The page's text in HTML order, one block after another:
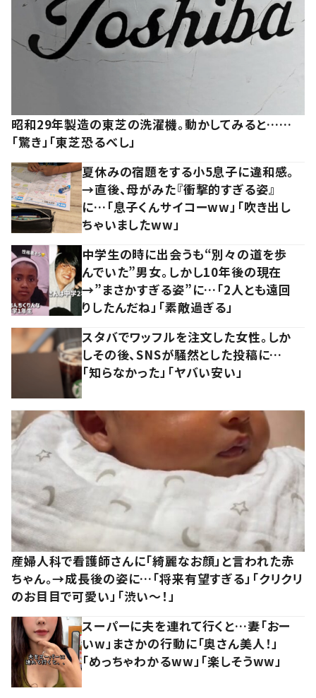
昭和29年製造の東芝の洗濯機。動かしてみると……
「驚き」「東芝恐るべし」
夏休みの宿題をする小5息子に違和感。
→直後、母がみた『衝撃的すぎる姿』
に…「息子くんサイコーww」「吹き出し
ちゃいましたww」
中学生の時に出会うも“別々の道を歩
んでいた”男女。しかし10年後の現在
→”まさかすぎる姿”に…「2人とも遠回
りしたんだね」「素敵過ぎる」
スタバでワッフルを注文した女性。しか
しその後、SNSが騒然とした投稿に…
「知らなかった」「ヤバい安い」
産婦人科で看護師さんに「綺麗なお顔」と言われた赤
ちゃん。→成長後の姿に…「将来有望すぎる」「クリクリ
のお目目で可愛い」「渋い～！」
スーパーに夫を連れて行くと…妻「おー
いw」まさかの行動に「奥さん美人！」
「めっちゃわかるww」「楽しそうww」